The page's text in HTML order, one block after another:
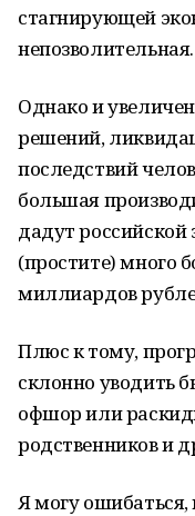
стагнирующей
непозволительная.
Однако и
решений,
последствий
большая
дадут
(простите) много
миллиардов
Плюс к тому,
склонно уводить
офшор или
родственников и
Я могу ошибаться,